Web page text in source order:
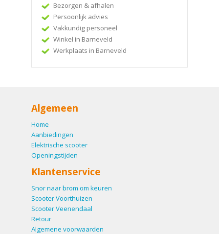
Bezorgen & afhalen
Persoonlijk advies
Vakkundig personeel
Winkel in Barneveld
Werkplaats in Barneveld
Algemeen
Home
Aanbiedingen
Elektrische scooter
Openingstijden
Klantenservice
Snor naar brom om keuren
Scooter Voorthuizen
Scooter Veenendaal
Retour
Algemene voorwaarden